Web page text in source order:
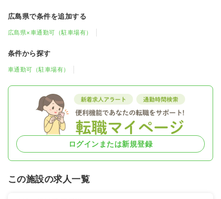
広島県で条件を追加する
広島県×車通勤可（駐車場有）
条件から探す
車通勤可（駐車場有）
ログインまたは新規登録
この施設の求人一覧